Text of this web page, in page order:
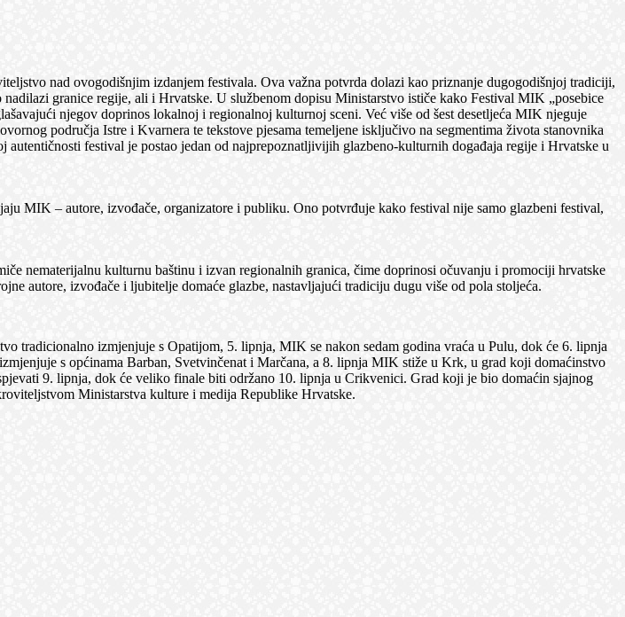
nad ovogodišnjim izdanjem festivala. Ova važna potvrda dolazi kao priznanje dugogodišnjoj tradiciji,
granice regije, ali i Hrvatske. U službenom dopisu Ministarstvo ističe kako Festival MIK „posebice
njegov doprinos lokalnoj i regionalnoj kulturnoj sceni. Već više od šest desetljeća MIK njeguje
područja Istre i Kvarnera te tekstove pjesama temeljene isključivo na segmentima života stanovnika
festival je postao jedan od najprepoznatljivijih glazbeno-kulturnih događaja regije i Hrvatske u
MIK – autore, izvođače, organizatore i publiku. Ono potvrđuje kako festival nije samo glazbeni festival,
nematerijalnu kulturnu baštinu i izvan regionalnih granica, čime doprinosi očuvanju i promociji hrvatske
autore, izvođače i ljubitelje domaće glazbe, nastavljajući tradiciju dugu više od pola stoljeća.
tradicionalno izmjenjuje s Opatijom, 5. lipnja, MIK se nakon sedam godina vraća u Pulu, dok će 6. lipnja
s općinama Barban, Svetvinčenat i Marčana, a 8. lipnja MIK stiže u Krk, u grad koji domaćinstvo
9. lipnja, dok će veliko finale biti održano 10. lipnja u Crikvenici. Grad koji je bio domaćin sjajnog
Ministarstva kulture i medija Republike Hrvatske.